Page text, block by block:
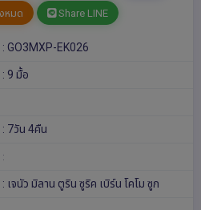
หมด Share LINE
: GO3MXP-EK026
: 9 มื้อ
: 7วัน 4คืน
:
: เจนัว มิลาน ตูริน ซูริค เบิร์น โคโม ซูก